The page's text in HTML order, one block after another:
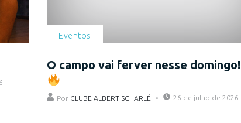
Eventos
O campo vai ferver nesse domingo!
Por CLUBE ALBERT SCHARLÉ 26 de julho de 2026